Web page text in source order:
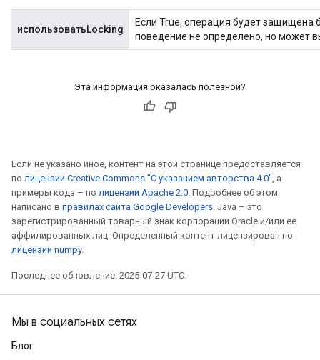
использоватьLocking
Если True, операция будет защищена
поведение не определено, но может
Эта информация оказалась полезной?
Если не указано иное, контент на этой странице предоставляется
по лицензии Creative Commons "С указанием авторства 4.0", а
примеры кода – по лицензии Apache 2.0. Подробнее об этом
написано в правилах сайта Google Developers. Java – это
зарегистрированный товарный знак корпорации Oracle и/или ее
аффилированных лиц. Определенный контент лицензирован по
лицензии numpy.
Последнее обновление: 2025-07-27 UTC.
Мы в социальных сетях
Блог